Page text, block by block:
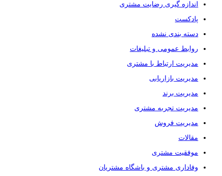
اندازه گیری رضایت مشتری
پادکست
دسته بندی نشده
روابط عمومی و تبلیغات
مدیریت ارتباط با مشتری
مدیریت بازاریابی
مدیریت برند
مدیریت تجربه مشتری
مدیریت فروش
مقالات
موفقیت مشتری
وفاداری مشتری و باشگاه مشتریان